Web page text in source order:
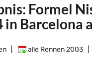
Formel
in Barcelona
alle Rennen 2003